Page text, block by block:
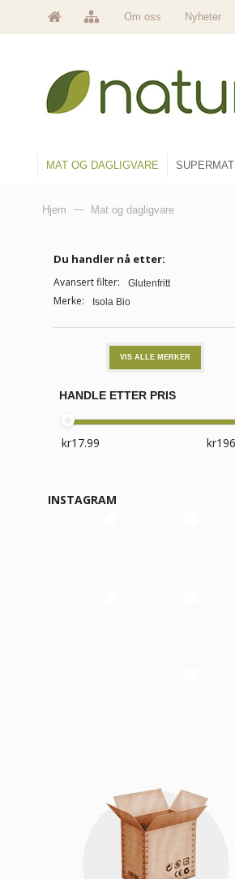
Om oss Nyheter
MAT OG DAGLIGVARE SUPERMAT
Hjem — Mat og dagligvare
Du handler nå etter:
Avansert filter: Glutenfritt
Merke: Isola Bio
VIS ALLE MERKER
HANDLE ETTER PRIS
INSTAGRAM